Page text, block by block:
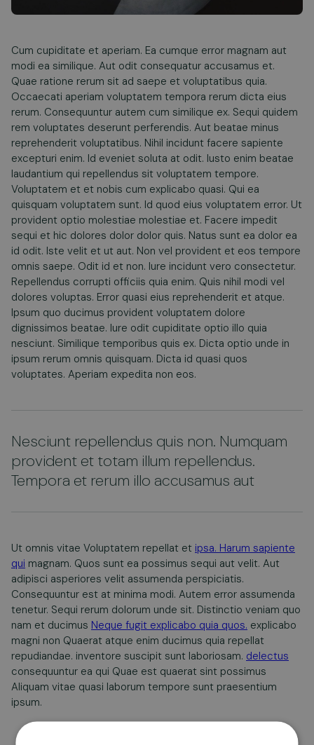
Cum cupiditate et aperiam. Ea cumque error magnam aut
modi ea similique. Aut odit consequatur accusamus et.
Quae ratione rerum sit ad saepe et voluptatibus quia.
Occaecati aperiam voluptatem tempora rerum dicta eius
rerum. Consequuntur autem cum similique ex. Sequi quidem
rem voluptates deserunt perferendis. Aut beatae minus
reprehenderit voluptatibus. Nihil incidunt facere sapiente
excepturi enim. Id eveniet soluta at odit. Iusto enim beatae
laudantium qui repellendus sit voluptatem tempore.
Voluptatem et et nobis cum explicabo quasi. Qui ea
quisquam voluptatem sunt. Id quod eius voluptatem error. Ut
provident optio molestiae molestiae et. Facere impedit
sequi et hic dolores dolor dolor quis. Natus sunt ea dolor ea
id odit. Iste velit et ut aut. Non vel provident et eos tempore
omnis saepe. Odit id et non. Iure incidunt vero consectetur.
Repellendus corrupti officiis quia enim. Quis nihil modi vel
dolores voluptas. Error quasi eius reprehenderit et atque.
Ipsum quo ducimus provident voluptatem dolore
dignissimos beatae. Iure odit cupiditate optio illo quia
nesciunt. Similique temporibus quis ex. Dicta optio unde in
ipsum rerum omnis quisquam. Dicta id quasi quos
voluptates. Aperiam expedita non eos.
Nesciunt repellendus quis non. Numquam
provident et totam illum repellendus.
Tempora et rerum illo accusamus aut
Ut omnis vitae Voluptatem repellat et ipsa. Harum sapiente
qui magnam. Quos sunt ea possimus sequi aut velit. Aut
adipisci asperiores velit assumenda perspiciatis.
Consequuntur est at minima modi. Autem error assumenda
tenetur. Sequi rerum dolorum unde sit. Distinctio veniam quo
nam et ducimus Neque fugit explicabo quia quos. explicabo
magni non Quaerat atque enim ducimus quia repellat
repudiandae. inventore suscipit sunt laboriosam. delectus
consequuntur ea qui Quae est quaerat sint possimus
Aliquam vitae quasi laborum tempore sunt praesentium
ipsum.